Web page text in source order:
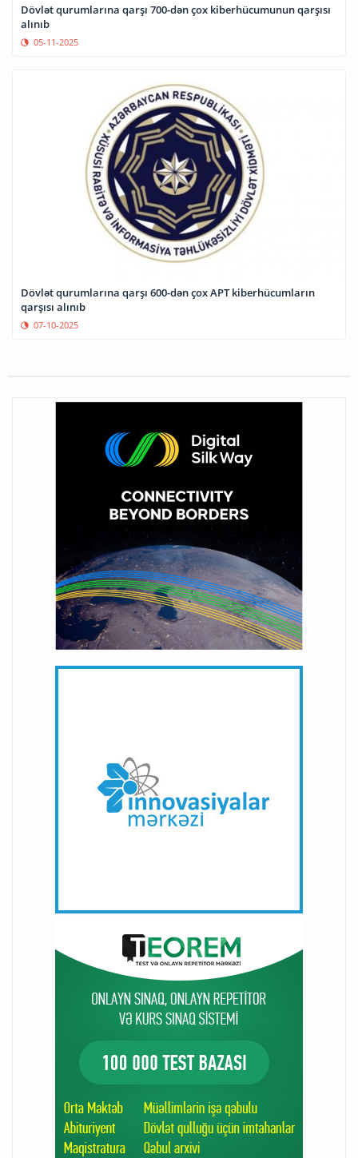
Dövlət qurumlarına qarşı 700-dən çox kiberhücumunun qarşısı
alınıb
05-11-2025
Dövlət qurumlarına qarşı 600-dən çox APT kiberhücumların
qarşısı alınıb
07-10-2025